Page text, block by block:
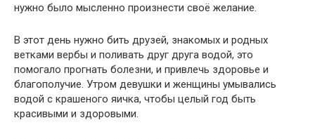
нужно было мысленно произнести своё желание.
В этот день нужно бить друзей, знакомых и родных
ветками вербы и поливать друг друга водой, это
помогало прогнать болезни, и привлечь здоровье и
благополучие. Утром девушки и женщины умывались
водой с крашеного яичка, чтобы целый год быть
красивыми и здоровыми.